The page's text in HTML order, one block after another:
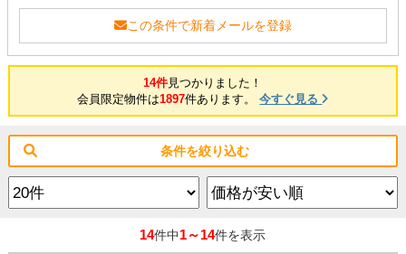
この条件で新着メールを登録
14件見つかりました！
会員限定物件は1897件あります。今すぐ見る
条件を絞り込む
14件中1～14件を表示